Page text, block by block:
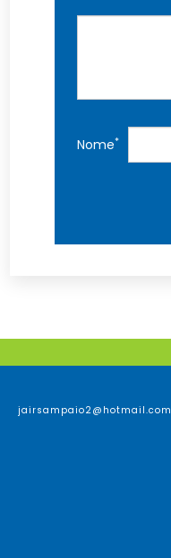
Nome*
jairsampaio2@hotmail.com